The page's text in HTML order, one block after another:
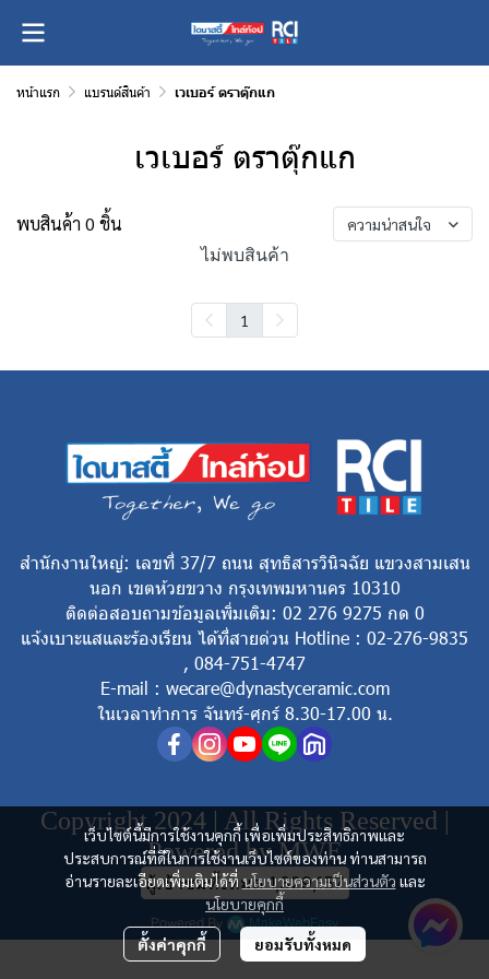
หน้าแรก แบรนด์สินค้า เวเบอร์ ตราตุ๊กแก
เวเบอร์ ตราตุ๊กแก
พบสินค้า 0 ชิ้น ความน่าสนใจ
ไม่พบสินค้า
1
เว็บไซต์นี้มีการใช้งานคุกกี้ เพื่อเพิ่มประสิทธิภาพและ
ประสบการณ์ที่ดีในการใช้งานเว็บไซต์ของท่าน ท่านสามารถ
อ่านรายละเอียดเพิ่มเติมได้ที่นโยบายความเป็นส่วนตัว และ
นโยบายคุกกี้
ตั้งค่าคุกกี้ ยอมรับทั้งหมด
สำนักงานใหญ่: เลขที่ 37/7 ถนน สุทธิสารวินิจฉัย แขวงสามเสน
นอก เขตห้วยขวาง กรุงเทพมหานคร 10310
ติดต่อสอบถามข้อมูลเพิ่มเติม: 02 276 9275 กด 0
แจ้งเบาะแสและร้องเรียน ได้ที่สายด่วน Hotline : 02-276-9835
, 084-751-4747
E-mail : wecare@dynastyceramic.com
ในเวลาทำการ จันทร์-ศุกร์ 8.30-17.00 น.
Copyright 2024 | All Rights Reserved |
Powered by MWE
ผู้เข้าชมทั้งหมด1,329,157
Powered By MakeWebEasy